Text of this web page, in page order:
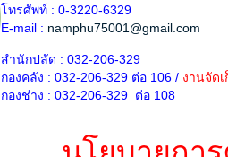
โทรศัพท์ : 0-3220-6329
E-mail : namphu75001@gmail.com
สำนักปลัด : 032-206-329
กองคลัง : 032-206-329 ต่อ 106 / งานจัด
กองช่าง : 032-206-329 ต่อ 108